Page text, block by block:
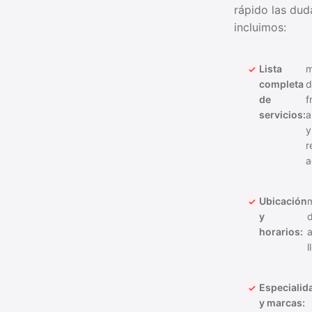
rápido las
incluimos:
Lista
completa
de
servicios:
Ubicación
y
horarios:
y marcas: